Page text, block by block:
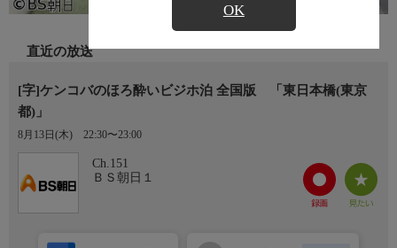
OK
直近の放送
[字]ケンコバのほろ酔いビジホ泊 全国版 「東日本橋(東京
都)」
8月13日(木) 22:30〜23:00
Ch.151
ＢＳ朝日１